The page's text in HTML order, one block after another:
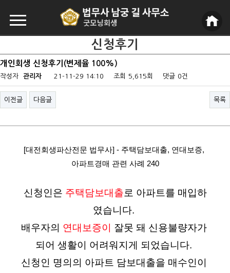
신청후기
개인회생 신청후기(변제율 100%)
작성자 관리자 21-11-29 14:10 조회 5,615회 댓글 0건
이전글 다음글 목록
[대전회생파산전문 법무사] - 주택담보대출, 연대보증,
아파트경매 관련 사례 240
신청인은 주택담보대출로 아파트를 매입하
였습니다.
배우자의 연대보증이
잘못 돼 신용불량자가
되어 생활이 어려워지게 되었습니다.
신청인 명의의 아파트 담보대출을 매수인이